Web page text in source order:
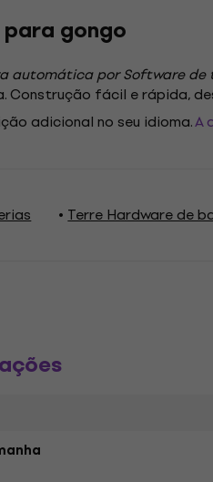
gongo
automática por Software de
fácil e rápida,
adicional no seu idioma.A
Terre Hardware de